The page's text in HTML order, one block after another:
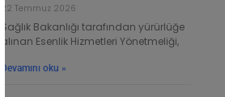
22 Temmuz 2026
Sağlık Bakanlığı tarafından yürürlüğe
alınan Esenlik Hizmetleri Yönetmeliği,
Devamını oku »